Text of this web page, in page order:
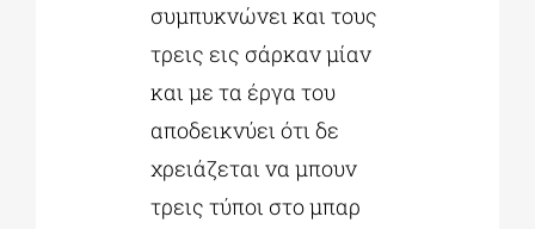
συμπυκνώνει και τους
τρεις εις σάρκαν μίαν
και με τα έργα του
αποδεικνύει ότι δε
χρειάζεται να μπουν
τρεις τύποι στο μπαρ